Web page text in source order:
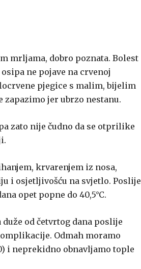
mrljama, dobro poznata. Bolest
ne pojave na crvenoj
pjegice s malim, bijelim
zapazimo jer ubrzo nestanu.
zato nije čudno da se otprilike
krvarenjem iz nosa,
i osjetljivošću na svjetlo. Poslije
opet popne do 40,5°C.
od četvrtog dana poslije
Odmah moramo
i neprekidno obnavljamo tople